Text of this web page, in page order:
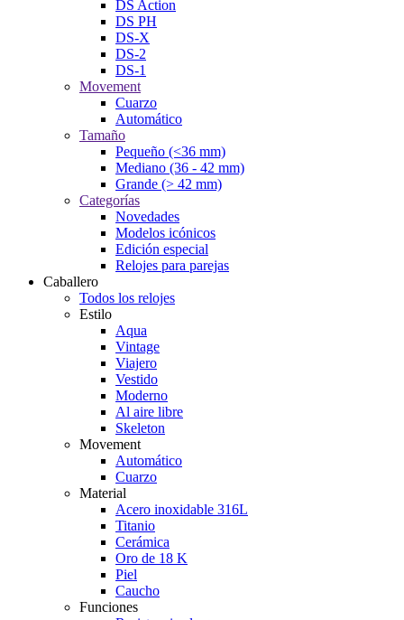
DS Action
DS PH
DS-X
DS-2
DS-1
Movement
Cuarzo
Automático
Tamaño
Pequeño (<36 mm)
Mediano (36 - 42 mm)
Grande (> 42 mm)
Categorías
Novedades
Modelos icónicos
Edición especial
Relojes para parejas
Caballero
Todos los relojes
Estilo
Aqua
Vintage
Viajero
Vestido
Moderno
Al aire libre
Skeleton
Movement
Automático
Cuarzo
Material
Acero inoxidable 316L
Titanio
Cerámica
Oro de 18 K
Piel
Caucho
Funciones